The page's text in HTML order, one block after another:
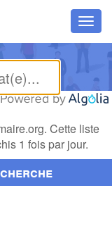
la
Cette liste
1 fois par jour.